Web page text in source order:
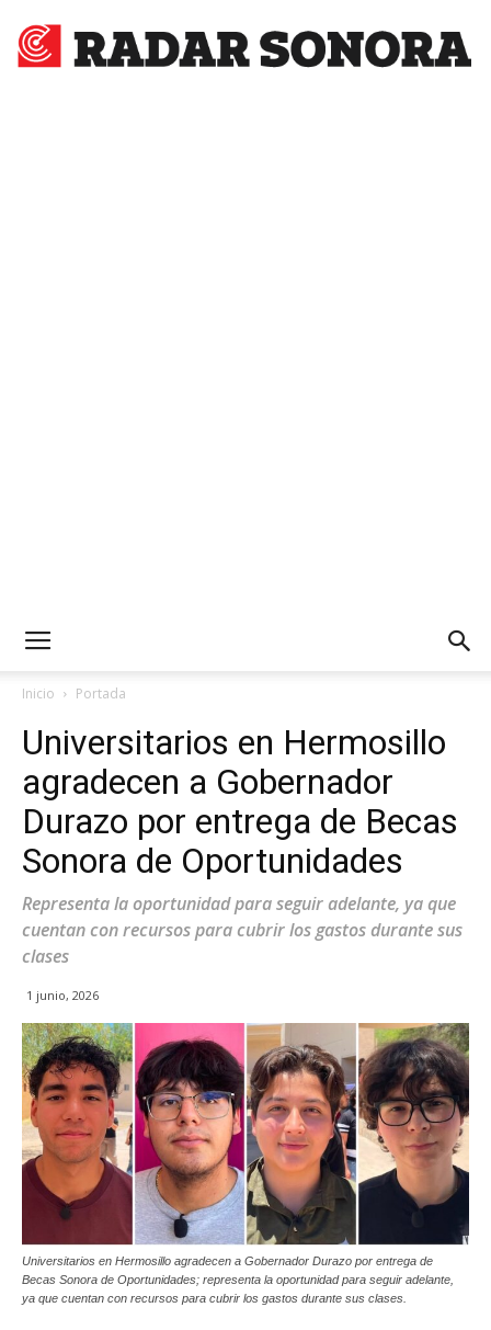
Inicio Portada
Universitarios en Hermosillo
agradecen a Gobernador
Durazo por entrega de Becas
Sonora de Oportunidades
Representa la oportunidad para seguir adelante, ya que
cuentan con recursos para cubrir los gastos durante sus
clases
1 junio, 2026
Universitarios en Hermosillo agradecen a Gobernador Durazo por entrega de
Becas Sonora de Oportunidades; representa la oportunidad para seguir adelante,
ya que cuentan con recursos para cubrir los gastos durante sus clases.